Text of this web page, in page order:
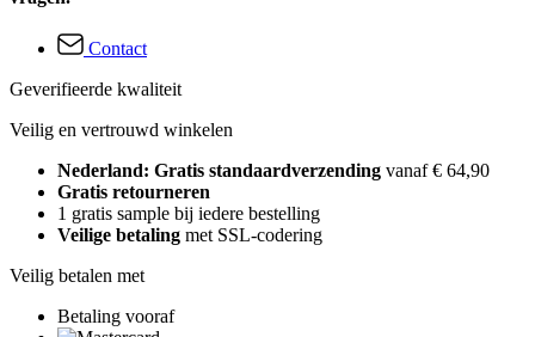
Contact
Geverifieerde kwaliteit
Veilig en vertrouwd winkelen
Nederland: Gratis standaardverzending vanaf € 64,90
Gratis retourneren
1 gratis sample bij iedere bestelling
Veilige betaling met SSL-codering
Veilig betalen met
Betaling vooraf